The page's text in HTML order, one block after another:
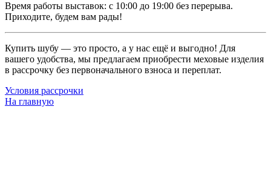
Время работы выставок: с 10:00 до 19:00 без перерыва.
Приходите, будем вам рады!
Купить шубу — это просто, а у нас ещё и выгодно! Для
вашего удобства, мы предлагаем приобрести меховые изделия
в рассрочку без первоначального взноса и переплат.
Условия рассрочки
На главную